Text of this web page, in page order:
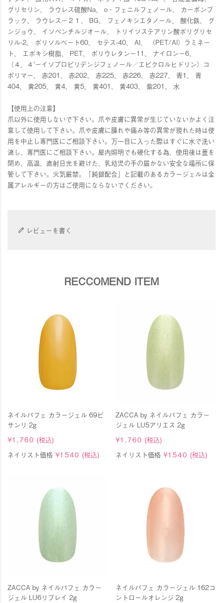
グリセリン、 ラウレス硫酸Na、 o‐フェニルフェノール、 カーボンブ
ラック、 ラウレス－２１、 BG、 フェノキシエタノール、 酸化鉄、 グ
ンジョウ、 イソぺンチルジオール、 トリイソステアリン酸ポリグリセ
リル-2、 ポリソルベート60、 セテス-40、 Al、 （PET/Al）ラミネー
ト、 エポキシ樹脂、 PET、 ポリウレタン－11、 ナイロン－6、
（４，４’－イソプロピリデンジフェノール／エピクロルヒドリン）コ
ポリマー、 赤201、 赤202、 赤225、 赤226、 赤227、 青1、 青
404、 黄205、 黄4、 黄5、 黄401、 黄403、 紫201、 水
【使用上の注意】
爪以外に使用しないで下さい。爪や皮膚に異常が生じていないかよく注
意して使用して下さい。爪や皮膚に腫れや痛み等の異常が現れた時は使
用を中止し専門医にご相談下さい。万一目に入った際はすぐに水で洗い
流し、専門医にご相談下さい。屋内照明でも硬化する為、使用後は蓋を
閉め、高温、直射日光を避けた、乳幼児の手の届かない安全な場所に保
管して下さい。火気厳禁。「純銀配合」と記載のあるカラージェルは金
属アレルギーの方はご使用にならないでください。
レビューを書く
RECCOMEND ITEM
ネイルパフェ カラージェル 69ピ
サンリ 2g
¥1,760 (税込)
ネイリスト価格 ¥1540 (税込)
ZACCA by ネイルパフェ カラー
ジェル LU5アリエス 2g
¥1,760 (税込)
ネイリスト価格 ¥1540 (税込)
ZACCA by ネイルパフェ カラー
ジェル LU6リブレイ 2g
ネイルパフェ カラージェル 162コ
ントロールオレンジ 2g